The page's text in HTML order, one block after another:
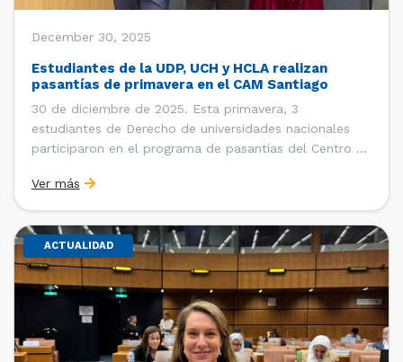
December 30, 2025
Estudiantes de la UDP, UCH y HCLA realizan
pasantías de primavera en el CAM Santiago
30 de diciembre de 2025. Esta primavera, 3
estudiantes de Derecho de universidades nacionales
participaron en el programa de pasantías del Centro de
de Santiago (CCS). Entre el 3 de noviembre y el 30 de
diciembre realizaron su pasantía Ingrid Ivania […]
Ver más
ACTUALIDAD